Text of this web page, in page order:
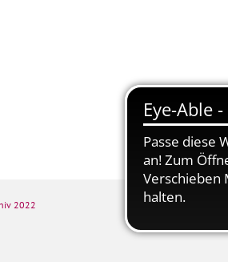
Umwelt & Wirtschaft
2022